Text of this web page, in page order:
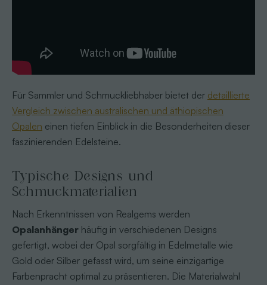
Für Sammler und Schmuckliebhaber bietet der detaillierte
Vergleich zwischen australischen und äthiopischen
Opalen einen tiefen Einblick in die Besonderheiten dieser
faszinierenden Edelsteine.
Typische Designs und
Schmuckmaterialien
Nach Erkenntnissen von Realgems werden
Opalanhängerhäufig in verschiedenen Designs
gefertigt, wobei der Opal sorgfältig in Edelmetalle wie
Gold oder Silber gefasst wird, um seine einzigartige
Farbenpracht optimal zu präsentieren. Die Materialwahl